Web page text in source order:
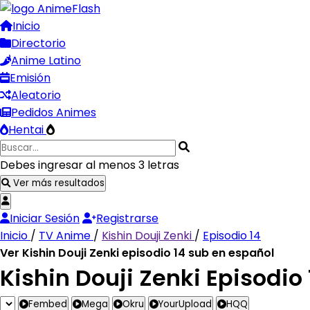
Inicio
Directorio
Anime Latino
Emisión
Aleatorio
Pedidos Animes
Hentai
Debes ingresar al menos 3 letras
Ver más resultados
Iniciar Sesión
Registrarse
Inicio / TV Anime / Kishin Douji Zenki / Episodio 14
Ver Kishin Douji Zenki episodio 14 sub en español
Kishin Douji Zenki Episodio
Fembed Mega Okru YourUpload HQQ